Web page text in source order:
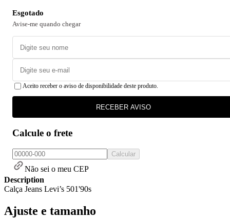
Esgotado
Avise-me quando chegar
Aceito receber o aviso de disponibilidade deste produto.
RECEBER AVISO
Calcule o frete
Calcular
Não sei o meu CEP
Description
Calça Jeans Levi’s 501'90s
Ajuste e tamanho